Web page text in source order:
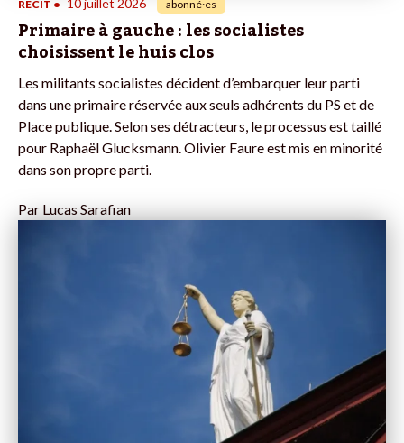
RÉCIT • 10 juillet 2026 abonné·es
Primaire à gauche : les socialistes
choisissent le huis clos
Les militants socialistes décident d’embarquer leur parti
dans une primaire réservée aux seuls adhérents du PS et de
Place publique. Selon ses détracteurs, le processus est taillé
pour Raphaël Glucksmann. Olivier Faure est mis en minorité
dans son propre parti.
Par Lucas Sarafian